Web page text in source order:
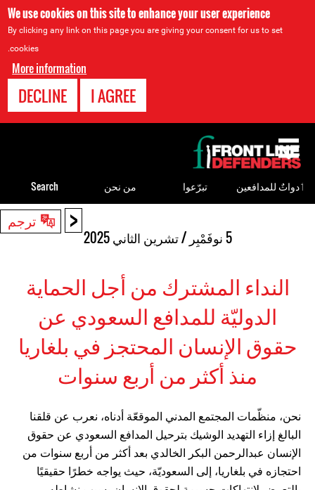
We use cookies on this site to enhance your user experience
By clicking any link on this page you are giving your consent for us to set
cookies.
More information
I AGREE
DECLINE
< ترجم
5 نوفَمْبِر / تشرين الثاني 2025
النداء المشترك من أجل الحماية
الدوليّة للمدافع السعودي عن
حقوق الإنسان المحتجز في بلغاريا
منذ أكثر من أربع سنوات
نحن، منظّمات المجتمع المدني الموقعّة أدناه، نعرب عن قلقنا
البالغ إزاء التهديد الوشيك بترحيل المدافع السعودي عن حقوق
الإنسان عبدالرحمن البكر الخالدي بعد أكثر من أربع سنوات من
احتجازه في بلغاريا، إلى السعوديّة، حيث يواجه خطرًا حقيقيًا
to
top
ٲدواتٌ للمدافعين تبرّعوا من نحن Search